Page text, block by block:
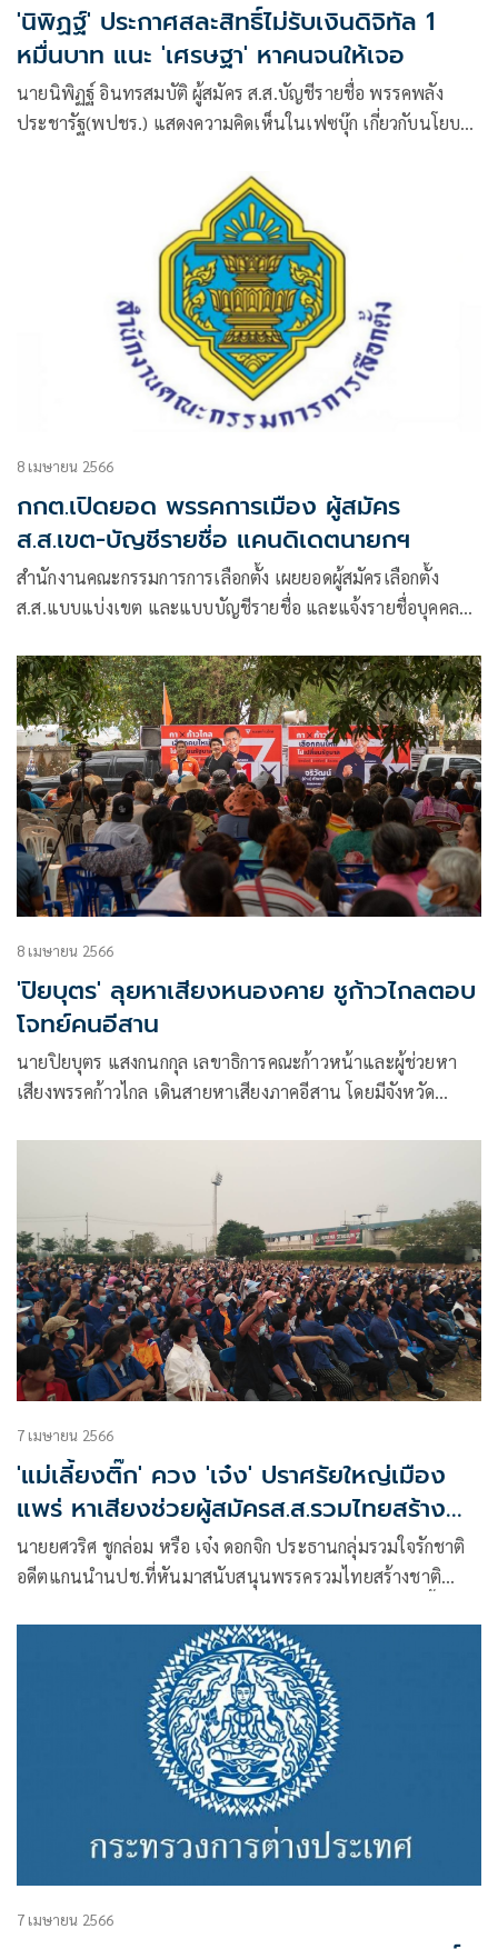
'นิพิฏฐ์' ประกาศสละสิทธิ์ไม่รับเงินดิจิทัล 1
หมื่นบาท แนะ 'เศรษฐา' หาคนจนให้เจอ
นายนิพิฏฐ์ อินทรสมบัติ ผู้สมัคร ส.ส.บัญชีรายชื่อ พรรคพลัง
ประชารัฐ(พปชร.) แสดงความคิดเห็นในเฟซบุ๊ก เกี่ยวกับนโยบาย
8 เมษายน 2566
กกต.เปิดยอด พรรคการเมือง ผู้สมัคร
ส.ส.เขต-บัญชีรายชื่อ แคนดิเดตนายกฯ
สำนักงานคณะกรรมการการเลือกตั้ง เผยยอดผู้สมัครเลือกตั้ง
ส.ส.แบบแบ่งเขต และแบบบัญชีรายชื่อ และแจ้งรายชื่อบุคคลที่
8 เมษายน 2566
'ปิยบุตร' ลุยหาเสียงหนองคาย ชูก้าวไกลตอบ
โจทย์คนอีสาน
นายปิยบุตร แสงกนกกุล เลขาธิการคณะก้าวหน้าและผู้ช่วยหา
เสียงพรรคก้าวไกล เดินสายหาเสียงภาคอีสาน โดยมีจังหวัด
7 เมษายน 2566
'แม่เลี้ยงติ๊ก' ควง 'เจ๋ง' ปราศรัยใหญ่เมือง
แพร่ หาเสียงช่วยผู้สมัครส.ส.รวมไทยสร้าง
ชาติ
นายยศวริศ ชูกล่อม หรือ เจ๋ง ดอกจิก ประธานกลุ่มรวมใจรักชาติ
อดีตแกนนำนปช.ที่หันมาสนับสนุนพรรครวมไทยสร้างชาติ
7 เมษายน 2566